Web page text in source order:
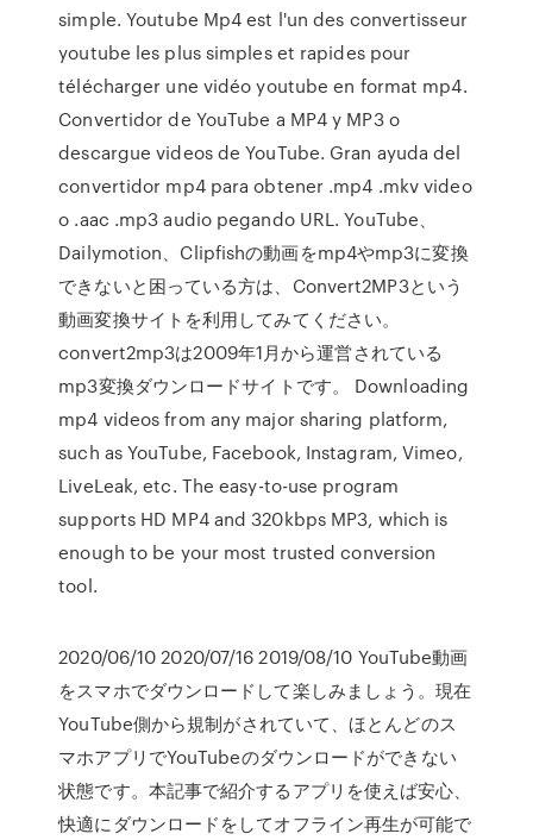
simple. Youtube Mp4 est l'un des convertisseur
youtube les plus simples et rapides pour
télécharger une vidéo youtube en format mp4.
Convertidor de YouTube a MP4 y MP3 o
descargue videos de YouTube. Gran ayuda del
convertidor mp4 para obtener .mp4 .mkv video
o .aac .mp3 audio pegando URL. YouTube、
Dailymotion、Clipfishの動画をmp4やmp3に変換
できないと困っている方は、Convert2MP3という
動画変換サイトを利用してみてください。
convert2mp3は2009年1月から運営されている
mp3変換ダウンロードサイトです。 Downloading
mp4 videos from any major sharing platform,
such as YouTube, Facebook, Instagram, Vimeo,
LiveLeak, etc. The easy-to-use program
supports HD MP4 and 320kbps MP3, which is
enough to be your most trusted conversion
tool.
2020/06/10 2020/07/16 2019/08/10 YouTube動画
をスマホでダウンロードして楽しみましょう。現在
YouTube側から規制がされていて、ほとんどのス
マホアプリでYouTubeのダウンロードができない
状態です。本記事で紹介するアプリを使えば安心、
快適にダウンロードをしてオフライン再生が可能で